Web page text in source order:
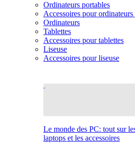
Ordinateurs portables
Accessoires pour ordinateurs
Ordinateurs
Tablettes
Accessoires pour tablettes
Liseuse
Accessoires pour liseuse
Le monde des PC: tout sur
laptops et les accessoires